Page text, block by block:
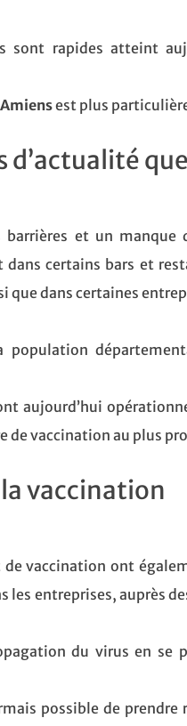
sont rapides atteint
est plus
d’actualité
et un manque
certains bars et
que dans certaines
aujourd’hui
de vaccination au plus
vaccination
vaccination ont
les entreprises, auprès
du virus en se
possible de prendre